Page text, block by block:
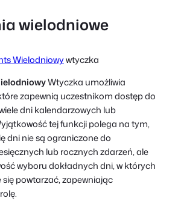
French
Czech
Greek
wielodniowe
Wielodniowywtyczka
Wtyczka umożliwia
zapewnią uczestnikom dostęp do
dni kalendarzowych lub
tej funkcji polega na tym,
dni nie są ograniczone do
lub rocznych zdarzeń, ale
wyboru dokładnych dni, w których
powtarzać, zapewniając